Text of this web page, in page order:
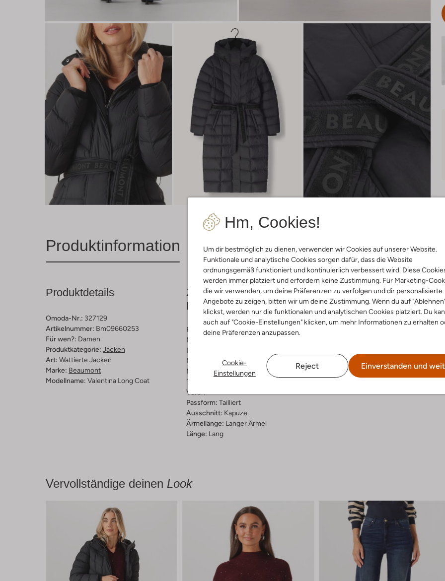
Hm, Cookies!
Um dir bestmöglich zu dienen, verwenden wir Cookies auf unserer Website.
Funktionale und analytische Cookies sorgen dafür, dass die Website
ordnungsgemäß funktioniert und kontinuierlich verbessert wird. Diese
werden immer platziert und erfordern keine Zustimmung. Für Marketing-
die wir verwenden, um deine Präferenzen zu verfolgen und dir personalisierte
Angebote zu zeigen, bitten wir um deine Zustimmung. Wenn du auf
klickst, werden nur die funktionalen und analytischen Cookies platziert. Du
auch auf "Cookie-Einstellungen" klicken, um mehr Informationen zu erhalten
deine Präferenzen anzupassen.
Cookie-
Einstellungen
Reject Einverstanden und
Produktinformation Lieferung & Rückgabe
Produktdetails
Omoda-Nr.: 327129
Artikelnummer: Bm09660253
Für wen?: Damen
Produktkategorie: Jacken
Art: Wattierte Jacken
Marke: Beaumont
Modellname: Valentina Long Coat
Zusammensetzung &
Passform
Farbe : Schwarz
Muster:
Innenmaterial:
Material:
Polyamid
Materiaalpercentages:
100% Polyamide / Voering: 90% Dons 10%
Veren
Passform: Tailliert
Ausschnitt: Kapuze
Ärmellänge: Langer Ärmel
Länge: Lang
Waschanleitung
30 bei 30 Grad
Trockner getrocknet werden
Besondere chemische
Vervollständige deinen Look